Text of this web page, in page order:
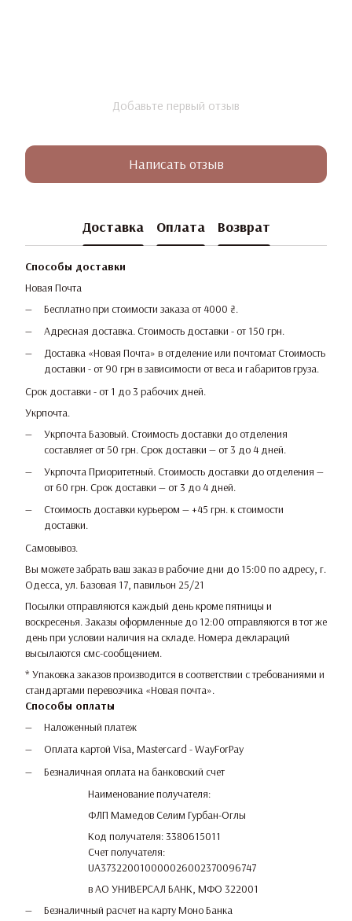
Добавьте первый отзыв
Написать отзыв
Доставка Оплата Возврат
Способы доставки
Новая Почта
Бесплатно при стоимости заказа от 4000 ₴.
Адресная доставка. Стоимость доставки - от 150 грн.
Доставка «Новая Почта» в отделение или почтомат Стоимость
доставки - от 90 грн в зависимости от веса и габаритов груза.
Срок доставки - от 1 до 3 рабочих дней.
Укрпочта.
Укрпочта Базовый. Стоимость доставки до отделения
составляет от 50 грн. Срок доставки — от 3 до 4 дней.
Укрпочта Приоритетный. Стоимость доставки до отделения —
от 60 грн. Срок доставки — от 3 до 4 дней.
Стоимость доставки курьером — +45 грн. к стоимости
доставки.
Самовывоз.
Вы можете забрать ваш заказ в рабочие дни до 15:00 по адресу, г.
Одесса, ул. Базовая 17, павильон 25/21
Посылки отправляются каждый день кроме пятницы и
воскресенья. Заказы оформленные до 12:00 отправляются в тот же
день при условии наличия на складе. Номера деклараций
высылаются смс-сообщением.
* Упаковка заказов производится в соответствии с требованиями и
стандартами перевозчика «Новая почта».
Способы оплаты
Наложенный платеж
Оплата картой Visa, Mastercard - WayForPay
Безналичная оплата на банковский счет
Наименование получателя:
ФЛП Мамедов Селим Гурбан-Оглы
Код получателя: 3380615011
Счет получателя:
UA373220010000026002370096747
в АО УНИВЕРСАЛ БАНК, МФО 322001
Безналичный расчет на карту Моно Банка